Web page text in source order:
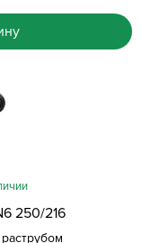
250/216